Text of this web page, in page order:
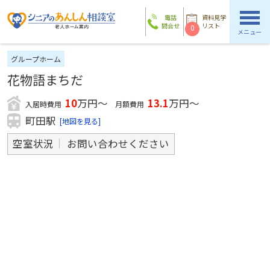
電話
問合せ
資料見学
リスト
0 メニュー
グループホーム
花物語まちだ
入居時費用 10万円～ 月額費用 13.1万円～
町田駅 [地図を見る]
空室状況 お問い合わせください